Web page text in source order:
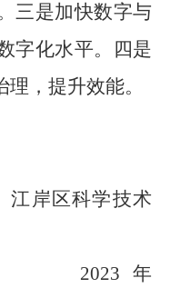
三是加快数字与
字化水平。四是
，提升效能。
江岸区科学技术
年